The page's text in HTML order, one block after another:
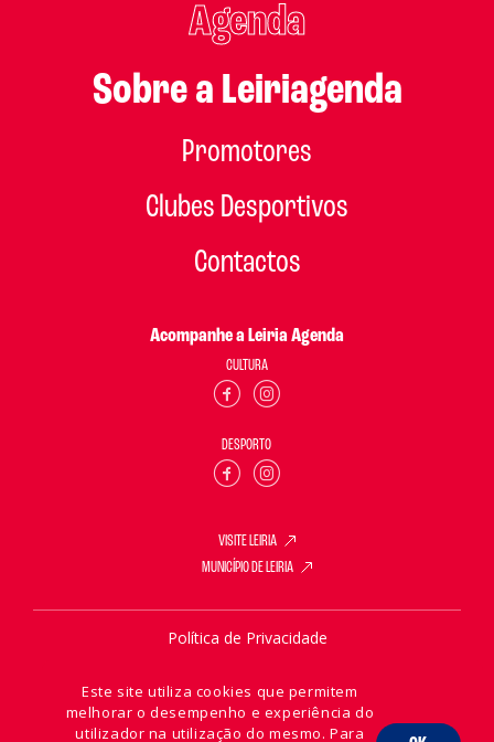
Agenda
Sobre a Leiriagenda
Promotores
Clubes Desportivos
Contactos
Acompanhe a Leiria Agenda
CULTURA
DESPORTO
VISITE LEIRIA
MUNICÍPIO DE LEIRIA
Política de Privacidade
Este site utiliza cookies que permitem
melhorar o desempenho e experiência do
utilizador na utilização do mesmo. Para